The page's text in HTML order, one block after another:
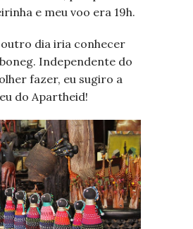
e meu voo era 19h.
outro dia iria conhecer
Independente do
fazer, eu sugiro a
do Apartheid!